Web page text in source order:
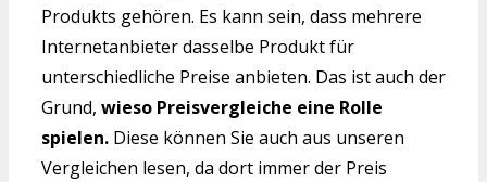
Produkts gehören. Es kann sein, dass mehrere
Internetanbieter dasselbe Produkt für
unterschiedliche Preise anbieten. Das ist auch der
Grund, wieso Preisvergleiche eine Rolle
spielen. Diese können Sie auch aus unseren
Vergleichen lesen, da dort immer der Preis